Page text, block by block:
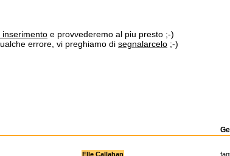
inserimento e provvederemo al piu presto ;-)
errore, vi preghiamo di segnalarcelo ;-)
Elle Callahan